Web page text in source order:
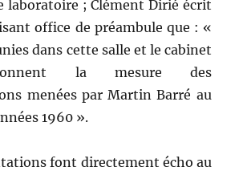
laboratoire ; Clément Dirié écrit
office de préambule que : «
dans cette salle et le cabinet
la mesure des
menées par Martin Barré au
1960 ».
font directement écho au